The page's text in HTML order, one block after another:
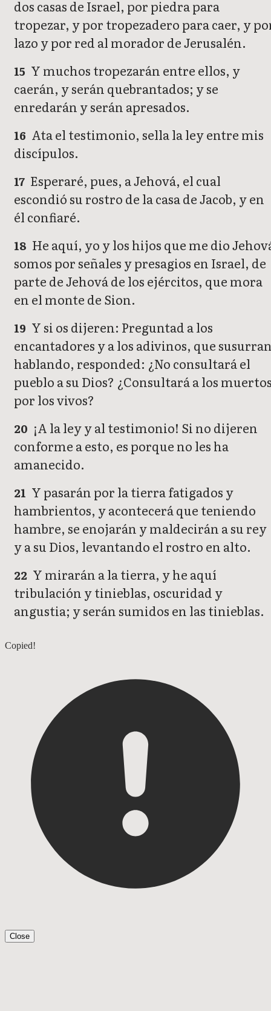
dos casas de Israel, por piedra para
tropezar, y por tropezadero para caer, y
lazo y por red al morador de Jerusalén.
15 Y muchos tropezarán entre ellos, y
caerán, y serán quebrantados; y se
enredarán y serán apresados.
16 Ata el testimonio, sella la ley entre mis
discípulos.
17 Esperaré, pues, a Jehová, el cual
escondió su rostro de la casa de Jacob, y en
él confiaré.
18 He aquí, yo y los hijos que me dio
somos por señales y presagios en Israel, de
parte de Jehová de los ejércitos, que mora
en el monte de Sion.
19 Y si os dijeren: Preguntad a los
encantadores y a los adivinos, que
hablando, responded: ¿No consultará el
pueblo a su Dios? ¿Consultará a los
por los vivos?
20 ¡A la ley y al testimonio! Si no dijeren
conforme a esto, es porque no les ha
amanecido.
21 Y pasarán por la tierra fatigados y
hambrientos, y acontecerá que teniendo
hambre, se enojarán y maldecirán a su rey
y a su Dios, levantando el rostro en alto.
22 Y mirarán a la tierra, y he aquí
tribulación y tinieblas, oscuridad y
angustia; y serán sumidos en las tinieblas.
Isaías 7
Copied!
Close